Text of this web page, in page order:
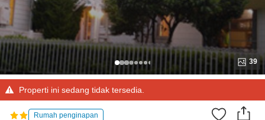
39
Properti ini sedang tidak tersedia.
Rumah penginapan